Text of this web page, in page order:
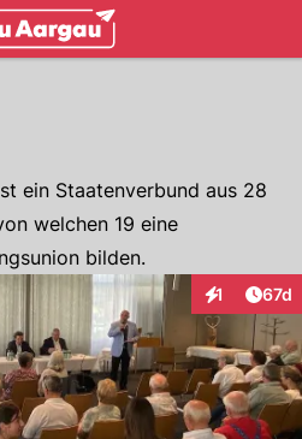
ein Staatenverbund aus 28
welchen 19 eine
bilden.
1 67d